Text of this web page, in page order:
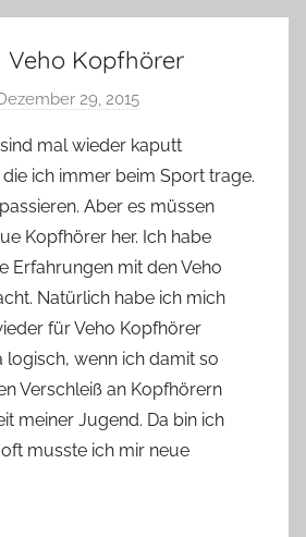
Veho Kopfhörer
29, 2015
n
Y
v
o
n
n
e
mal wieder kaputt
ich immer beim Sport trage.
Aber es müssen
Kopfhörer her. Ich habe
Erfahrungen mit den Veho
Natürlich habe ich mich
für Veho Kopfhörer
logisch, wenn ich damit so
Verschleiß an Kopfhörern
meiner Jugend. Da bin ich
musste ich mir neue